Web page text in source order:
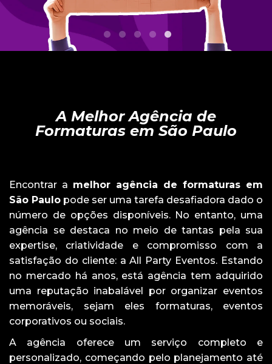
A Melhor Agência de
Formaturas em São Paulo
Encontrar a melhor agência de formaturas em
São Paulo pode ser uma tarefa desafiadora dado o
número de opções disponíveis. No entanto, uma
agência se destaca no meio de tantas pela sua
expertise, criatividade e compromisso com a
satisfação do cliente: a All Party Eventos. Estando
no mercado há anos, está agência tem adquirido
uma reputação inabalável por organizar eventos
memoráveis, sejam eles formaturas, eventos
corporativos ou sociais.
A agência oferece um serviço completo e
personalizado, começando pelo planejamento até